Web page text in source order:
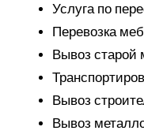
Услуга по
Перевозка
Вывоз старой
Вывоз
Вывоз